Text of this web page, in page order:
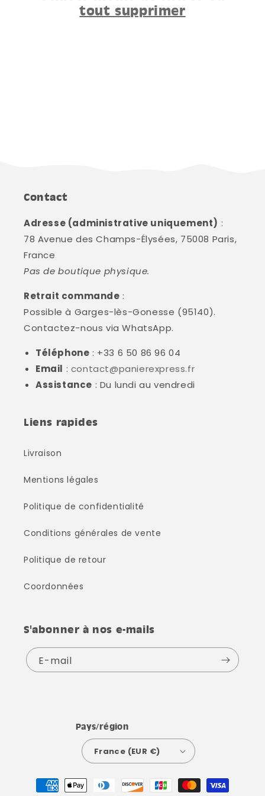
tout supprimer
Contact
Adresse (administrative uniquement) :
78 Avenue des Champs-Élysées, 75008 Paris,
France
Pas de boutique physique.
Retrait commande :
Possible à Garges-lès-Gonesse (95140).
Contactez-nous via WhatsApp.
Téléphone : +33 6 50 86 96 04
Email : contact@panierexpress.fr
Assistance : Du lundi au vendredi
Liens rapides
Livraison
Mentions légales
Politique de confidentialité
Conditions générales de vente
Politique de retour
Coordonnées
S'abonner à nos e-mails
E-mail
Pays/région
France (EUR €)
Moyens